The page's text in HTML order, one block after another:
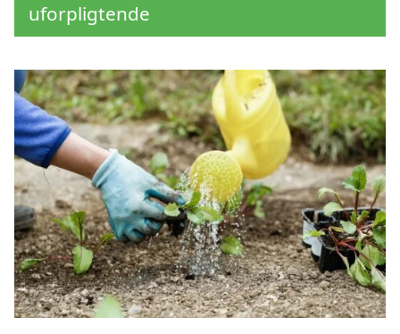
uforpligtende